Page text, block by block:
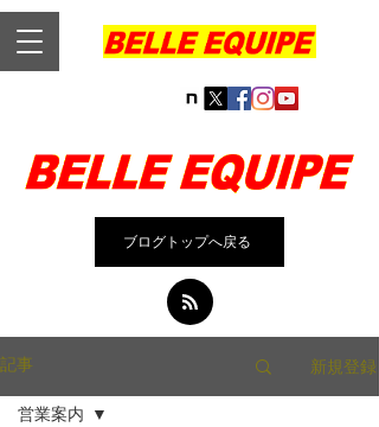
ブログトップへ戻る
記事 新規登録
営業案内